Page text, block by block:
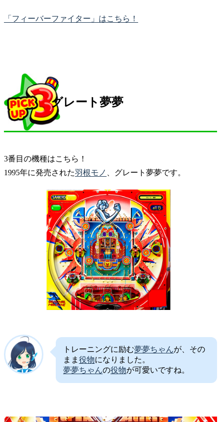
「フィーバーファイター」はこちら！
グレート夢夢
3番目の機種はこちら！
1995年に発売された羽根モノ 、グレート夢夢です。
トレーニングに励む夢夢ちゃんが、その
まま役物になりました。
夢夢ちゃんの役物が可愛いですね。